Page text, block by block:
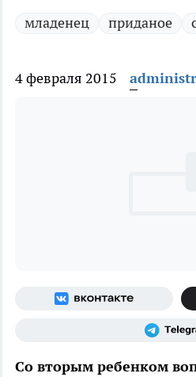
младенец приданое
4 февраля 2015
Со вторым ребенком